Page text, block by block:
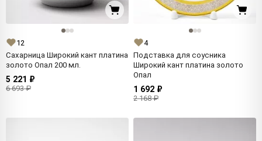
12
Сахарница Широкий кант платина
золото Опал 200 мл.
5 221 ₽
6 693 ₽
4
Подставка для соусника
Широкий кант платина золото
Опал
1 692 ₽
2 168 ₽